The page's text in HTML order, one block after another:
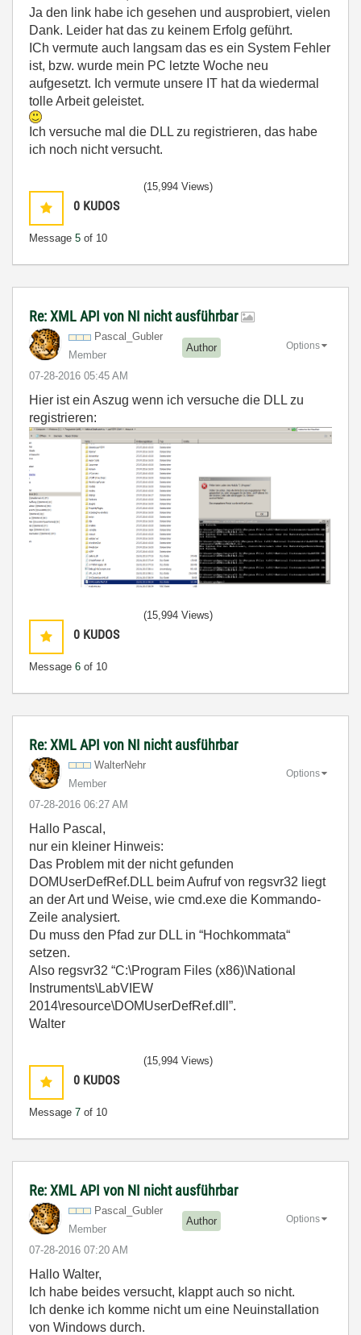
Ja den link habe ich gesehen und ausprobiert, vielen
Dank. Leider hat das zu keinem Erfolg geführt.
ICh vermute auch langsam das es ein System Fehler
ist, bzw. wurde mein PC letzte Woche neu
aufgesetzt. Ich vermute unsere IT hat da wiedermal
tolle Arbeit geleistet.
Ich versuche mal die DLL zu registrieren, das habe
ich noch nicht versucht.
0 KUDOS
Message 5 of 10
(15,994 Views)
Re: XML API von NI nicht ausführbar
Pascal_Gubler
Member
Author
‎07-28-2016 05:45 AM
Options
Hier ist ein Aszug wenn ich versuche die DLL zu
registrieren:
0 KUDOS
Message 6 of 10
(15,994 Views)
Re: XML API von NI nicht ausführbar
WalterNehr
Member
‎07-28-2016 06:27 AM
Options
Hallo Pascal,
nur ein kleiner Hinweis:
Das Problem mit der nicht gefunden
DOMUserDefRef.DLL beim Aufruf von regsvr32 liegt
an der Art und Weise, wie cmd.exe die Kommando-
Zeile analysiert.
Du muss den Pfad zur DLL in “Hochkommata“
setzen.
Also regsvr32 “C:\Program Files (x86)\National
Instruments\LabVIEW
2014\resource\DOMUserDefRef.dll”.
Walter
0 KUDOS
Message 7 of 10
(15,994 Views)
Re: XML API von NI nicht ausführbar
Pascal_Gubler
Member
Author
‎07-28-2016 07:20 AM
Options
Hallo Walter,
Ich habe beides versucht, klappt auch so nicht.
Ich denke ich komme nicht um eine Neuinstallation
von Windows durch.